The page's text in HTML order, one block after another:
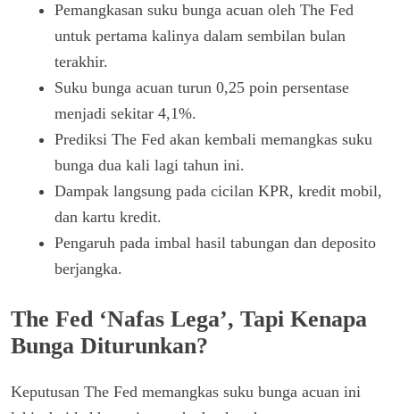
Pemangkasan suku bunga acuan oleh The Fed
untuk pertama kalinya dalam sembilan bulan
terakhir.
Suku bunga acuan turun 0,25 poin persentase
menjadi sekitar 4,1%.
Prediksi The Fed akan kembali memangkas suku
bunga dua kali lagi tahun ini.
Dampak langsung pada cicilan KPR, kredit mobil,
dan kartu kredit.
Pengaruh pada imbal hasil tabungan dan deposito
berjangka.
The Fed ‘Nafas Lega’, Tapi Kenapa
Bunga Diturunkan?
Keputusan The Fed memangkas suku bunga acuan ini